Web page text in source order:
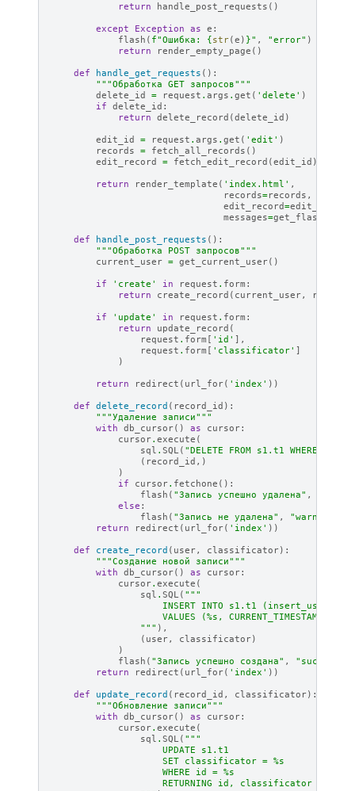
return
handle_post_requests ()
except
Exception as e :
flash ( f"Ошибка: {str(e ) }" , "error" )
return
render_empty_page ()
def
handle_get_requests ():
"""Обработка GET запросов"""
delete_id = request . args . get ( 'delete' )
if delete_id :
return delete_record (delete_id )
edit_id = request . args . get ( 'edit' )
records = fetch_all_records ()
edit_record = fetch_edit_record (edit_id )
return
render_template ( 'index.html' ,
records=records ,
edit_record=edit_record
messages=
def
handle_post_requests ():
"""Обработка POST запросов"""
current_user = get_current_user()
if
'create' in request . form :
return
create_record ( current_user, request
if
'update' in request . form :
return
update_record (
request . form [ 'id' ],
request . form [ 'classificator' ]
)
return
redirect ( url_for( 'index' ))
def delete_record ( record_id ):
"""Удаление записи"""
with db_cursor() as cursor:
cursor. execute (
sql . SQL ( "DELETE FROM s1.t1 WHERE id =
( record_id ,)
)
if
cursor. fetchone ():
flash ( "Запись успешно удалена" ,
else :
flash ( "Запись не удалена" , "warning"
return
redirect ( url_for( 'index' ))
def
create_record ( user, classificator):
"""Создание новой записи"""
with db_cursor() as cursor:
cursor. execute (
sql . SQL ( """
INSERT INTO s1.t1 (insert_user,
                    VALUES (
%s , CURRENT_TIMESTAMP,
                """
),
( user, classificator)
)
flash ( "Запись успешно создана" , "success"
return
redirect ( url_for( 'index' ))
def
update_record ( record_id , classificator):
"""Обновление записи"""
with db_cursor() as cursor:
cursor. execute (
sql . SQL ( """
                    UPDATE s1.t1
                    SET classificator =
%s
                    WHERE id =
%s
                    RETURNING id, classificator